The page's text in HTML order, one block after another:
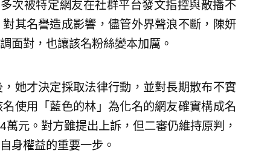
次被特定網友在社群平台發文指控與散播不
其名譽造成影響，儘管外界聲浪不斷，陳妍
面對，也讓該名粉絲變本加厲。
她才決定採取法律行動，並對長期散布不實
使用「藍色的林」為化名的網友確實構成名
元。對方雖提出上訴，但二審仍維持原判，
身權益的重要一步。